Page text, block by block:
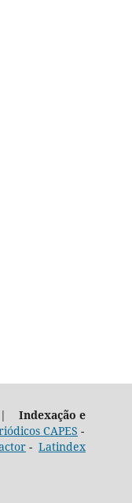
| Indexação e
CAPES -
- Latindex